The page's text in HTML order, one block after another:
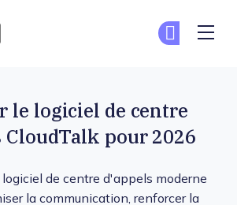
le logiciel de centre
CloudTalk pour 2026
de centre d'appels moderne
la communication, renforcer la